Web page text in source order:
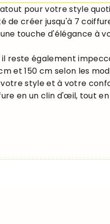
pour votre style
de créer jusqu'à 7
touche d'élégance à
reste également
et 150 cm selon les
style et à votre
en un clin d'œil, tout